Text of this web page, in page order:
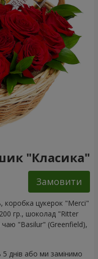
"Класика"
Замовити
коробка цукерок "Merci"
гр., шоколад "Ritter
"Basilur" (Greenfield),
5 днів або ми замінимо